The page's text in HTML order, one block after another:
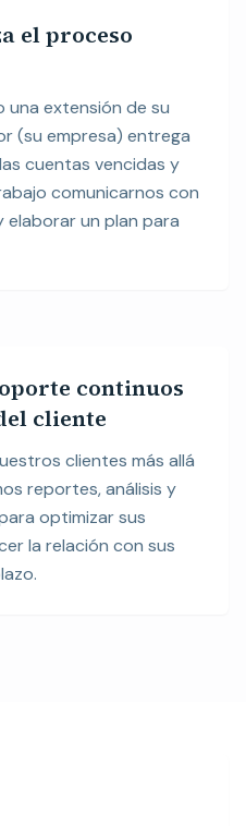
el proceso
una extensión de su
(su empresa) entrega
cuentas vencidas y
comunicarnos con
elaborar un plan para
continuos
cliente
clientes más allá
reportes, análisis y
optimizar sus
la relación con sus